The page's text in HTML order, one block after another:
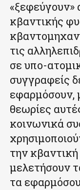
«ξεφεύγουν»
κβαντικής
τις
σε υπο-
συγγραφείς
εφαρμόσουν,
θεωρίες
κοινωνικά
την
μελετήσουν
τα